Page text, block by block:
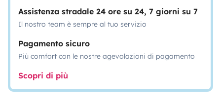
Assistenza stradale 24 ore su 24, 7 giorni su 7
Il nostro team è sempre al tuo servizio
Pagamento sicuro
Più comfort con le nostre agevolazioni di pagamento
Scopri di più